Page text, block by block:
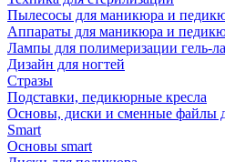
Пылесосы для маникюра и
Аппараты для маникюра и
Лампы для полимеризации гель-
Дизайн для ногтей
Стразы
Подставки, педикюрные кресла
Основы, диски и сменные файлы
Smart
Основы smart